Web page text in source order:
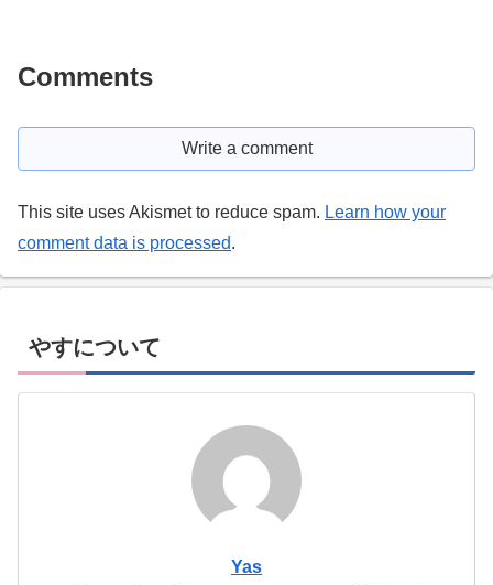
Comments
Write a comment
This site uses Akismet to reduce spam. Learn how your
comment data is processed.
やすについて
Yas